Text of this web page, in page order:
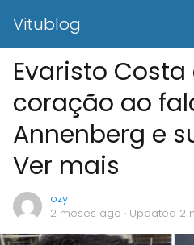
Vitublog
Evaristo
coração ao
Annenberg e
Ver mais
ozy
2 meses ago · Updated 2